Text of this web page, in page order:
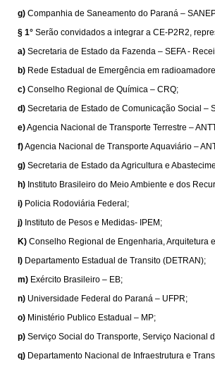
g) Companhia de Saneamento do Paraná –
§ 1° Serão convidados a integrar a CE-P2R2,
a) Secretaria de Estado da Fazenda – SEFA -
b) Rede Estadual de Emergência em
c) Conselho Regional de Química – CRQ;
d) Secretaria de Estado de Comunicação Social –
e)Agencia Nacional de Transporte Terrestre –
f)Agencia Nacional de Transporte Aquaviário –
g) Secretaria de Estado da Agricultura e
h) Instituto Brasileiro do Meio Ambiente e dos
i) Policia Rodoviária Federal;
j) Instituto de Pesos e Medidas- IPEM;
K) Conselho Regional de Engenharia, Arquitetura
l) Departamento Estadual de Transito (DETRAN);
m) Exército Brasileiro – EB;
n) Universidade Federal do Paraná – UFPR;
o) Ministério Publico Estadual – MP;
p) Serviço Social do Transporte, Serviço Nacional
q) Departamento Nacional de Infraestrutura e